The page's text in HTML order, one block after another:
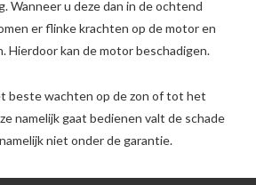
Wanneer u deze dan in de ochtend
er flinke krachten op de motor en
Hierdoor kan de motor beschadigen.
beste wachten op de zon of tot het
namelijk gaat bedienen valt de schade
niet onder de garantie.